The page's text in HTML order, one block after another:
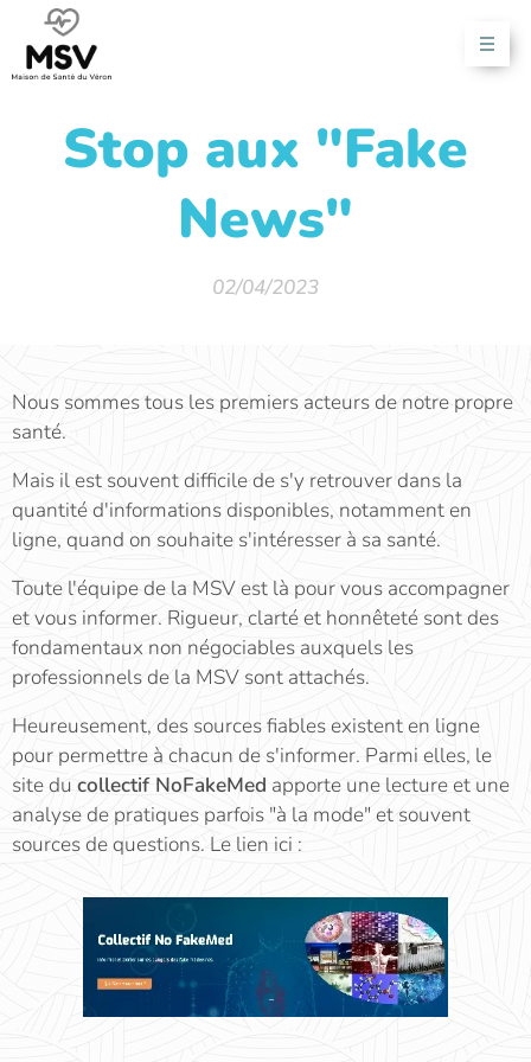
Stop aux "Fake
News"
02/04/2023
Nous sommes tous les premiers acteurs de notre propre
santé.
Mais il est souvent difficile de s'y retrouver dans la
quantité d'informations disponibles, notamment en
ligne, quand on souhaite s'intéresser à sa santé.
Toute l'équipe de la MSV est là pour vous accompagner
et vous informer. Rigueur, clarté et honnêteté sont des
fondamentaux non négociables auxquels les
professionnels de la MSV sont attachés.
Heureusement, des sources fiables existent en ligne
pour permettre à chacun de s'informer. Parmi elles, le
site du collectif NoFakeMed apporte une lecture et une
analyse de pratiques parfois "à la mode" et souvent
sources de questions. Le lien ici :